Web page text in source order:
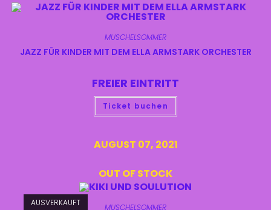
MUSCHELSOMMER
JAZZ FÜR KINDER MIT DEM ELLA ARMSTARK ORCHESTER
FREIER EINTRITT
Ticket buchen
AUGUST 07, 2021
OUT OF STOCK
AUSVERKAUFT
MUSCHELSOMMER